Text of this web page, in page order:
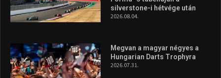
silverstone-i hétvége után
2026.08.04.
Megvan a magyar négyes a
Hungarian Darts Trophyra
2026.07.31.